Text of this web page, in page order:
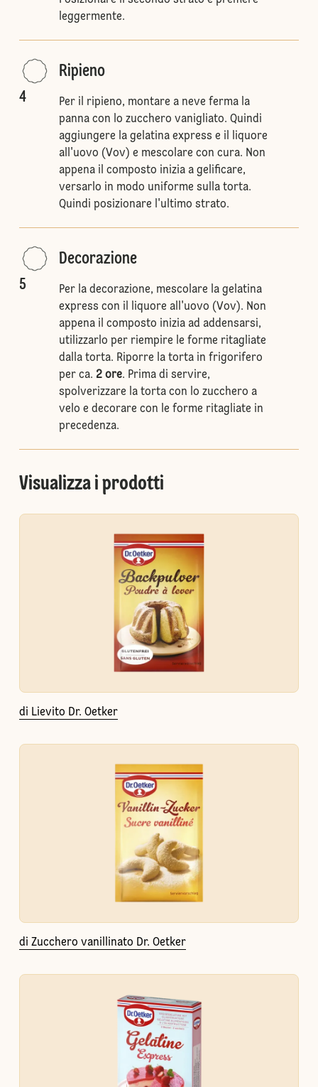
leggermente.
4
Ripieno
Per il ripieno, montare a neve ferma la
panna con lo zucchero vanigliato. Quindi
aggiungere la gelatina express e il liquore
all'uovo (Vov) e mescolare con cura. Non
appena il composto inizia a gelificare,
versarlo in modo uniforme sulla torta.
Quindi posizionare l'ultimo strato.
5
Decorazione
Per la decorazione, mescolare la gelatina
express con il liquore all'uovo (Vov). Non
appena il composto inizia ad addensarsi,
utilizzarlo per riempire le forme ritagliate
dalla torta. Riporre la torta in frigorifero
per ca. 2 ore. Prima di servire,
spolverizzare la torta con lo zucchero a
velo e decorare con le forme ritagliate in
precedenza.
Visualizza i prodotti
di Lievito Dr. Oetker
di Zucchero vanillinato Dr. Oetker